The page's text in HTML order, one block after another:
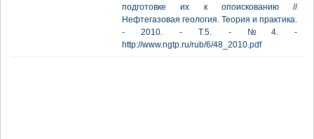
подготовке их к опоискованию //
Нефтегазовая геология. Теория и практика.
- 2010. - Т.5. - №4. -
http://www.ngtp.ru/rub/6/48_2010.pdf